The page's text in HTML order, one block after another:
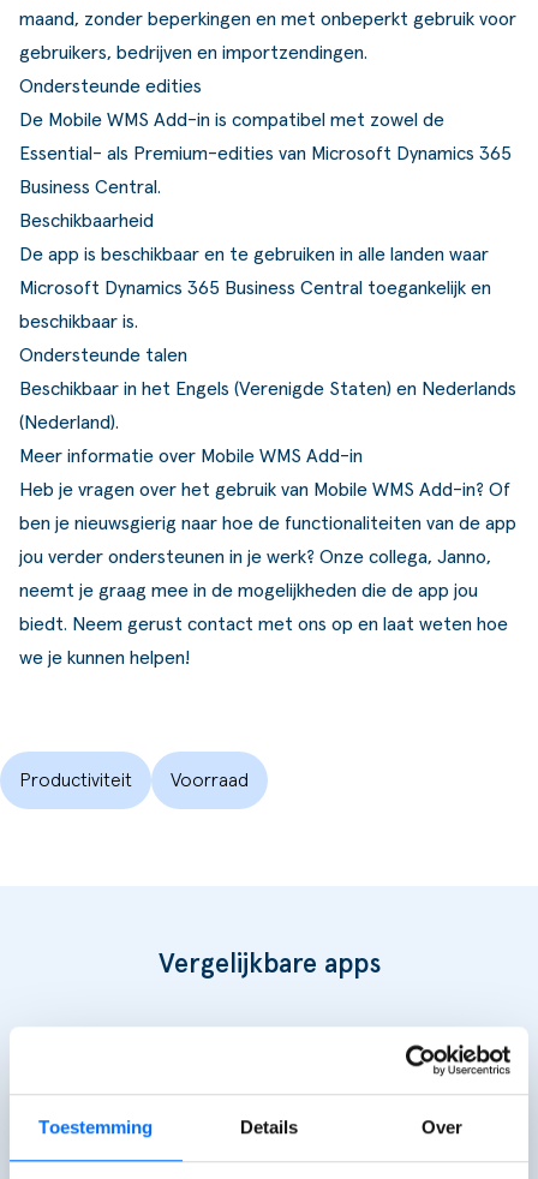
Toestemming Details Over
maand, zonder beperkingen en met onbeperkt gebruik voor
gebruikers, bedrijven en importzendingen.
Ondersteunde edities
De Mobile WMS Add-in is compatibel met zowel de
Essential- als Premium-edities van Microsoft Dynamics 365
Business Central.
Beschikbaarheid
De app is beschikbaar en te gebruiken in alle landen waar
Microsoft Dynamics 365 Business Central toegankelijk en
beschikbaar is.
Ondersteunde talen
Beschikbaar in het Engels (Verenigde Staten) en Nederlands
(Nederland).
Meer informatie over Mobile WMS Add-in
Heb je vragen over het gebruik van Mobile WMS Add-in? Of
ben je nieuwsgierig naar hoe de functionaliteiten van de app
jou verder ondersteunen in je werk? Onze collega, Janno,
neemt je graag mee in de mogelijkheden die de app jou
biedt. Neem gerust contact met ons op en laat weten hoe
we je kunnen helpen!
Productiviteit Voorraad
Vergelijkbare apps